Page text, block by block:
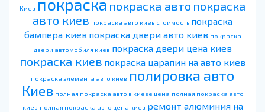
Киев покраска покраска авто покраска
авто киев покраска авто киев стоимость покраска
бампера киев покраска двери авто киев покраска
двери автомобиля киев покраска двери цена киев
покраска киев покраска царапин на авто киев
покраска элемента авто киев полировка авто
Киев полная покраска авто в киеве цена полная покраска авто
киев полная покраска авто цена киев ремонт алюминия на